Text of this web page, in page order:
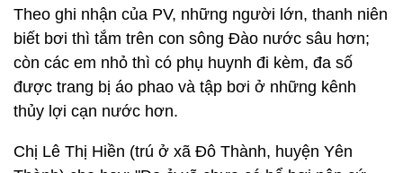
Theo ghi nhận của PV, những người lớn, thanh niên
biết bơi thì tắm trên con sông Đào nước sâu hơn;
còn các em nhỏ thì có phụ huynh đi kèm, đa số
được trang bị áo phao và tập bơi ở những kênh
thủy lợi cạn nước hơn.
Chị Lê Thị Hiền (trú ở xã Đô Thành, huyện Yên